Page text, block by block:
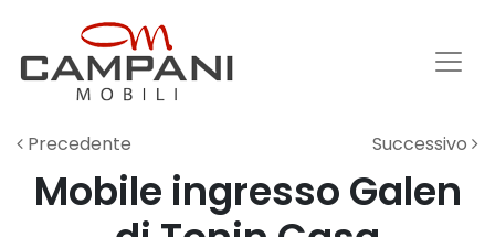
Precedente Successivo
Mobile ingresso Galen